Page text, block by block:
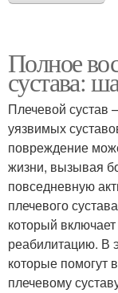
Полное
сустава:
Плечевой сустав
уязвимых
повреждение
жизни, вызывая
повседневную
плечевого
который
реабилитацию. В
которые помогут
плечевому